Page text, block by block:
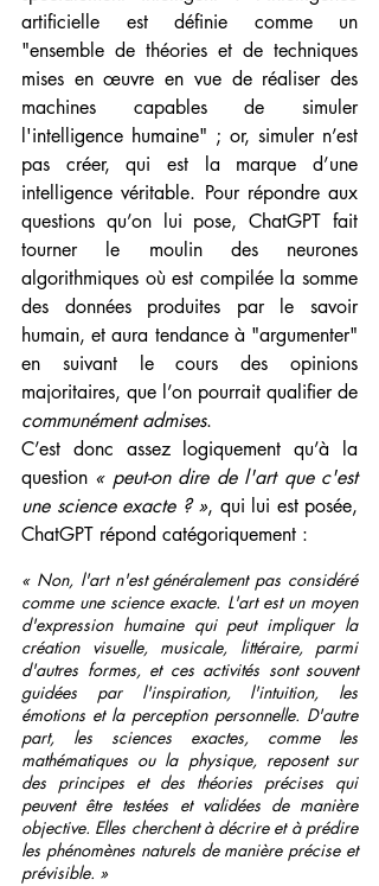
artificielle est définie comme un
"ensemble de théories et de techniques
mises en œuvre en vue de réaliser des
machines capables de simuler
l'intelligence humaine" ; or, simuler n’est
pas créer, qui est la marque d’une
intelligence véritable. Pour répondre aux
questions qu’on lui pose, ChatGPT fait
tourner le moulin des neurones
algorithmiques où est compilée la somme
des données produites par le savoir
humain, et aura tendance à "argumenter"
en suivant le cours des opinions
communément admises.
C’est donc assez logiquement qu’à la
question « peut-on dire de l'art que c'est
une science exacte ? », qui lui est posée,
ChatGPT répond catégoriquement :
« Non, l'art n'est généralement pas considéré
comme une science exacte. L'art est un moyen
d'expression humaine qui peut impliquer la
création visuelle, musicale, littéraire, parmi
d'autres formes, et ces activités sont souvent
guidées par l'inspiration, l'intuition, les
émotions et la perception personnelle. D'autre
part, les sciences exactes, comme les
mathématiques ou la physique, reposent sur
des principes et des théories précises qui
peuvent être testées et validées de manière
objective. Elles cherchent à décrire et à prédire
les phénomènes naturels de manière précise et
prévisible. »